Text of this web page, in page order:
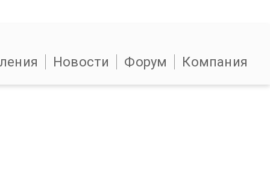
Новости Форум Компания